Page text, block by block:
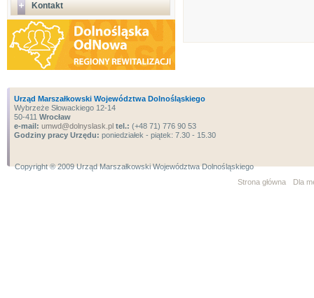
Kontakt
Urząd Marszałkowski Województwa Dolnośląskiego
Wybrzeże Słowackiego 12-14
50-411 Wrocław
e-mail: umwd@dolnyslask.pl tel.: (+48 71) 776 90 53
Godziny pracy Urzędu: poniedziałek - piątek: 7.30 - 15.30
Copyright ® 2009 Urząd Marszałkowski Województwa Dolnośląskiego
Strona główna
Dla